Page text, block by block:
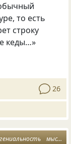
то есть
строку
кеды…»
26
гениальность мысль